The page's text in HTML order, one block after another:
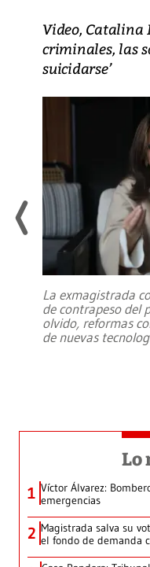
Video, Catalina
criminales, las
suicidarse’
La exmagistrada
de contrapeso del
olvido, reformas
de nuevas
Lo
1 Víctor Álvarez:
emergencias
2 Magistrada salva su
el fondo de demanda